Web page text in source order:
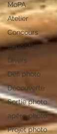
MoPA
Atelier
Concours
Exposition
Divers
Défi photo
Découverte
Sortie photo
apéro photo
Projet photo